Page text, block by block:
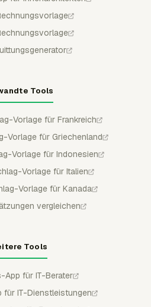
Tools
Vorlage für Frankreich
Vorlage für Griechenland
Vorlage für Indonesien
Vorlage für Italien
Vorlage für Kanada
vergleichen
Tools
App für IT-Berater
für IT-Dienstleistungen